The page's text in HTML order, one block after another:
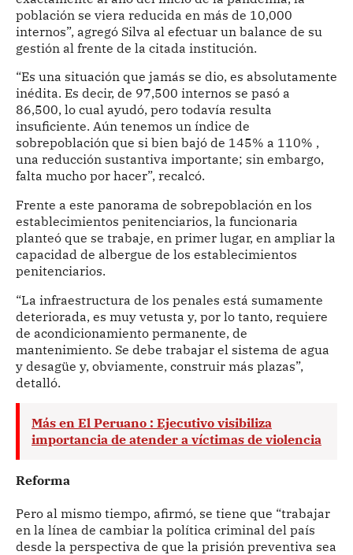
población se viera reducida en más de 10,000
internos”, agregó Silva al efectuar un balance de su
gestión al frente de la citada institución.
“Es una situación que jamás se dio, es absolutamente
inédita. Es decir, de 97,500 internos se pasó a
86,500, lo cual ayudó, pero todavía resulta
insuficiente. Aún tenemos un índice de
sobrepoblación que si bien bajó de 145% a 110% ,
una reducción sustantiva importante; sin embargo,
falta mucho por hacer”, recalcó.
Frente a este panorama de sobrepoblación en los
establecimientos penitenciarios, la funcionaria
planteó que se trabaje, en primer lugar, en ampliar la
capacidad de albergue de los establecimientos
penitenciarios.
“La infraestructura de los penales está sumamente
deteriorada, es muy vetusta y, por lo tanto, requiere
de acondicionamiento permanente, de
mantenimiento. Se debe trabajar el sistema de agua
y desagüe y, obviamente, construir más plazas”,
detalló.
Más en El Peruano : Ejecutivo visibiliza
importancia de atender a víctimas de violencia
Reforma
Pero al mismo tiempo, afirmó, se tiene que “trabajar
en la línea de cambiar la política criminal del país
desde la perspectiva de que la prisión preventiva sea